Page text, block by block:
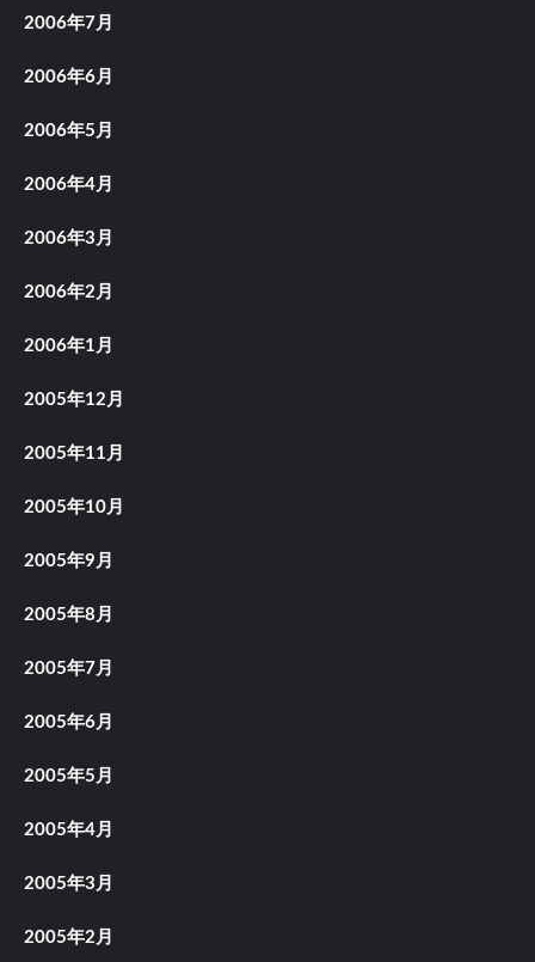
2006年7月
2006年6月
2006年5月
2006年4月
2006年3月
2006年2月
2006年1月
2005年12月
2005年11月
2005年10月
2005年9月
2005年8月
2005年7月
2005年6月
2005年5月
2005年4月
2005年3月
2005年2月